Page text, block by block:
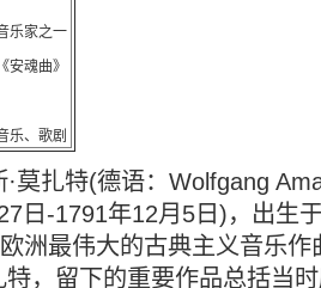
乐家之一
安魂曲》
乐、歌剧
·莫扎特(德语：Wolfgang
日-1791年12月5日)，出生
洲最伟大的古典主义音乐作
，留下的重要作品总括当